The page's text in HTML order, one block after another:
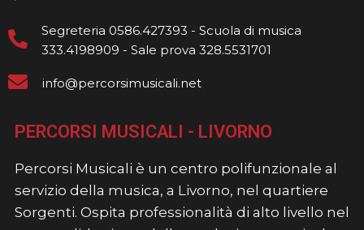
Segreteria 0586.427393 - Scuola di musica
333.4198909 - Sale prova 328.5531701
info@percorsimusicali.net
PERCORSI MUSICALI - LIVORNO
Percorsi Musicali è un centro polifunzionale al
servizio della musica, a Livorno, nel quartiere
Sorgenti. Ospita professionalità di alto livello nel